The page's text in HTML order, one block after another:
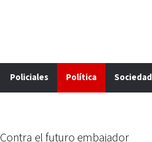
Policiales Política Sociedad
Contra el futuro embajador